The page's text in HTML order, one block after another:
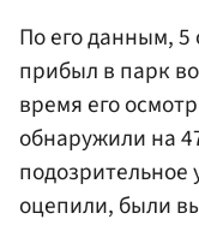
По его данным, 5
прибыл в парк
время его
обнаружили на
подозрительное
оцепили, были